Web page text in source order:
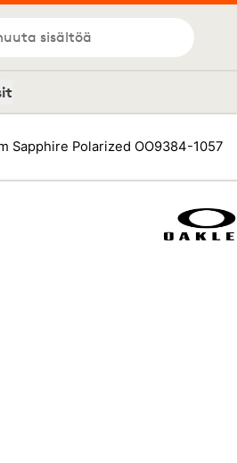
sisältöä
Sapphire Polarized OO9384-1057